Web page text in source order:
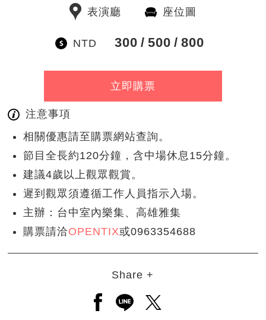
表演廳 座位圖
NTD 300 500 800
立即購票
注意事項
相關優惠請至購票網站查詢。
節目全長約120分鐘，含中場休息15分鐘。
建議4歲以上觀眾觀賞。
遲到觀眾須遵循工作人員指示入場。
主辦：台中室內樂集、高雄雅集
購票請洽OPENTIX或0963354688
Share +
另開新視窗分享至facebook
另開新視窗分享至line
另開新視窗分享至